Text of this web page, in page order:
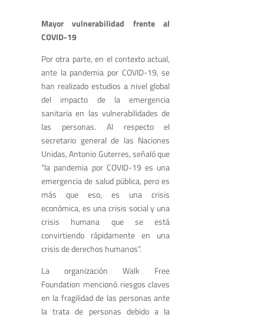
Mayor vulnerabilidad frente al
COVID-19
Por otra parte, en el contexto actual,
ante la pandemia por COVID-19, se
han realizado estudios a nivel global
del impacto de la emergencia
sanitaria en las vulnerabilidades de
las personas. Al respecto el
secretario general de las Naciones
Unidas, Antonio Guterres, señaló que
“la pandemia por COVID-19 es una
emergencia de salud pública, pero es
más que eso, es una crisis
económica, es una crisis social y una
crisis humana que se está
convirtiendo rápidamente en una
crisis de derechos humanos”.
La organización Walk Free
Foundation mencionó riesgos claves
en la fragilidad de las personas ante
la trata de personas debido a la